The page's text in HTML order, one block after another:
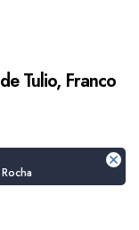
Tulio, Franco